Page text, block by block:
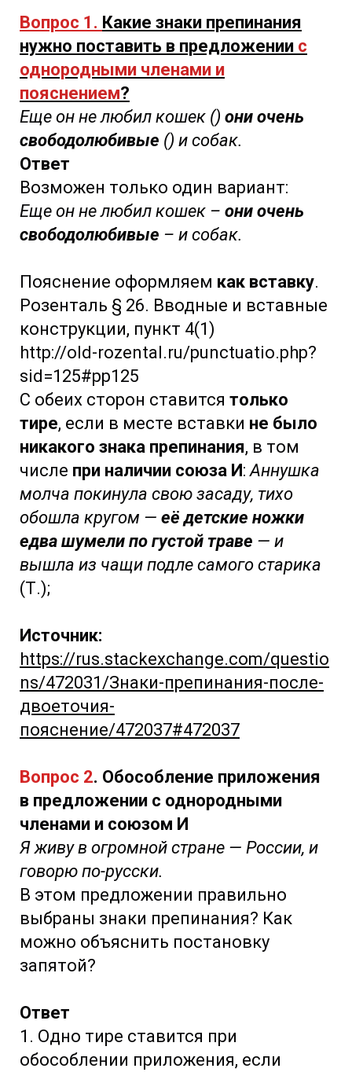
Вопрос 1. Какие знаки препинания
нужно поставить в предложении с
однородными членами и
пояснением?
Еще он не любил кошек () они очень
свободолюбивые () и собак.
Ответ
Возможен только один вариант:
Еще он не любил кошек – они очень
свободолюбивые – и собак.
Пояснение оформляем как вставку.
Розенталь § 26. Вводные и вставные
конструкции, пункт 4(1)
http://old-rozental.ru/punctuatio.php?
sid=125#pp125
С обеих сторон ставится только
тире, если в месте вставки не было
никакого знака препинания, в том
числе при наличии союза И:Аннушка
молча покинула свою засаду, тихо
обошла кругом — её детские ножки
едва шумели по густой траве — и
вышла из чащи подле самого старика
(Т.);
Источник:
https://rus.stackexchange.com/questio
ns/472031/Знаки-препинания-после-
двоеточия-
пояснение/472037#472037
Вопрос 2. Обособление приложения
в предложении с однородными
членами и союзом И
Я живу в огромной стране — России, и
говорю по-русски.
В этом предложении правильно
выбраны знаки препинания? Как
можно объяснить постановку
запятой?
Ответ
1. Одно тире ставится при
обособлении приложения, если